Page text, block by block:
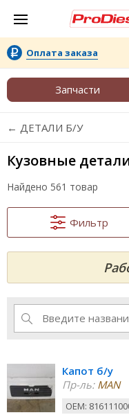
Оплата заказа
Запчасти
← ДЕТАЛИ Б/У
Кузовные
Найдено 561 товар
Фильтр
Капот б/у
Пр-ль:MAN
ОЕМ: